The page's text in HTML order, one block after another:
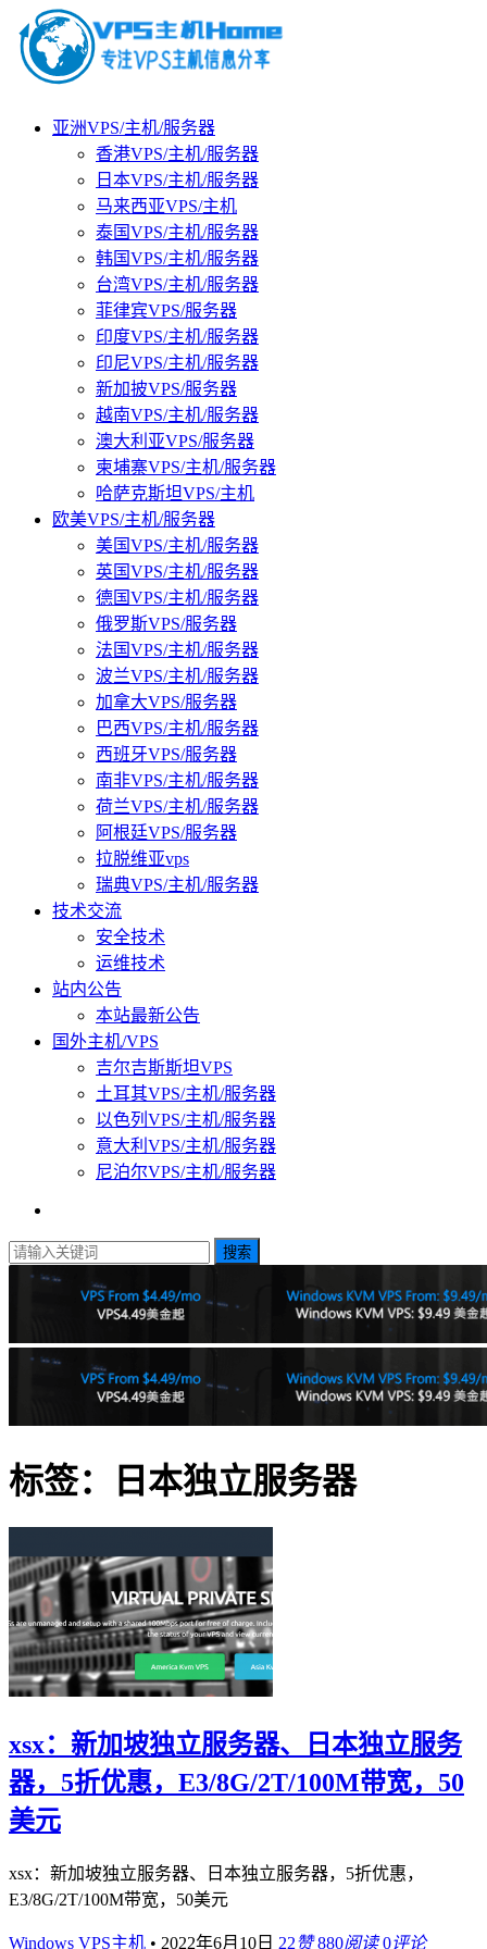
亚洲VPS/主机/服务器
香港VPS/主机/服务器
日本VPS/主机/服务器
马来西亚VPS/主机
泰国VPS/主机/服务器
韩国VPS/主机/服务器
台湾VPS/主机/服务器
菲律宾VPS/服务器
印度VPS/主机/服务器
印尼VPS/主机/服务器
新加披VPS/服务器
越南VPS/主机/服务器
澳大利亚VPS/服务器
柬埔寨VPS/主机/服务器
哈萨克斯坦VPS/主机
欧美VPS/主机/服务器
美国VPS/主机/服务器
英国VPS/主机/服务器
德国VPS/主机/服务器
俄罗斯VPS/服务器
法国VPS/主机/服务器
波兰VPS/主机/服务器
加拿大VPS/服务器
巴西VPS/主机/服务器
西班牙VPS/服务器
南非VPS/主机/服务器
荷兰VPS/主机/服务器
阿根廷VPS/服务器
拉脱维亚vps
瑞典VPS/主机/服务器
技术交流
安全技术
运维技术
站内公告
本站最新公告
国外主机/VPS
吉尔吉斯斯坦VPS
土耳其VPS/主机/服务器
以色列VPS/主机/服务器
意大利VPS/主机/服务器
尼泊尔VPS/主机/服务器
搜索
标签：日本独立服务器
xsx：新加坡独立服务器、日本独立服务
器，5折优惠，E3/8G/2T/100M带宽，50
美元
xsx：新加坡独立服务器、日本独立服务器，5折优惠，
E3/8G/2T/100M带宽，50美元
Windows VPS主机 • 2022年6月10日 22赞 880阅读 0评论